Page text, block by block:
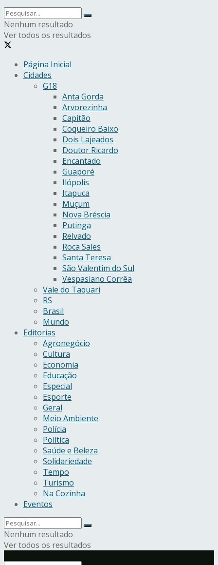
Nenhum resultado
Ver todos os resultados
Página Inicial
Cidades
G18
Anta Gorda
Arvorezinha
Capitão
Coqueiro Baixo
Dois Lajeados
Doutor Ricardo
Encantado
Guaporé
Ilópolis
Itapuca
Muçum
Nova Bréscia
Putinga
Relvado
Roca Sales
Santa Teresa
São Valentim do Sul
Vespasiano Corrêa
Vale do Taquari
RS
Brasil
Mundo
Editorias
Agronegócio
Cultura
Economia
Educação
Especial
Esporte
Geral
Meio Ambiente
Polícia
Política
Saúde e Beleza
Solidariedade
Tempo
Turismo
Na Cozinha
Eventos
Nenhum resultado
Ver todos os resultados